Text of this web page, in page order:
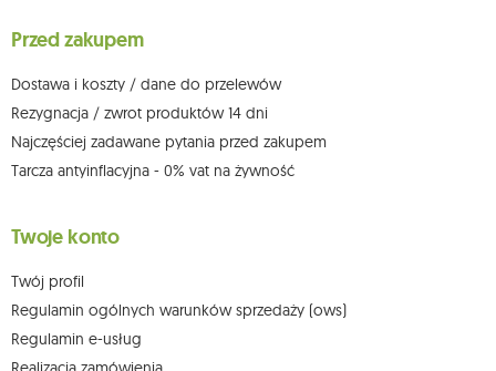
którego dokonano na podstawie zgody przed jej cofnięciem. W tym celu
możesz kontaktować się z działem obsługi klienta Mouton Interactive pod
Więcej informacji: www.mouton.pl/ODO
Przed zakupem
Dostawa i koszty / dane do przelewów
Rezygnacja / zwrot produktów 14 dni
Najczęściej zadawane pytania przed zakupem
Tarcza antyinflacyjna - 0% vat na żywność
Twoje konto
Twój profil
Regulamin ogólnych warunków sprzedaży (ows)
Regulamin e-usług